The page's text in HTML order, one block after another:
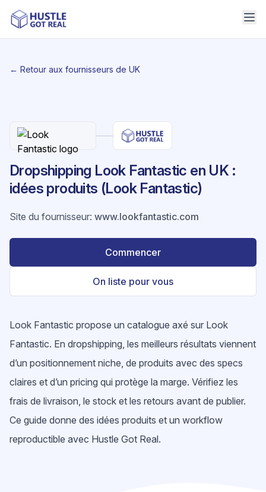
← Retour aux fournisseurs de UK
Dropshipping Look Fantastic en UK :
idées produits (Look Fantastic)
Site du fournisseur: www.lookfantastic.com
Commencer
On liste pour vous
Look Fantastic propose un catalogue axé sur Look
Fantastic. En dropshipping, les meilleurs résultats viennent
d’un positionnement niche, de produits avec des specs
claires et d’un pricing qui protège la marge. Vérifiez les
frais de livraison, le stock et les retours avant de publier.
Ce guide donne des idées produits et un workflow
reproductible avec Hustle Got Real.